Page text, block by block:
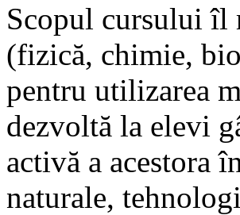
Scopul cursului îl
(fizică, chimie,
pentru utilizarea
dezvoltă la elevi
activă a acestora
naturale,